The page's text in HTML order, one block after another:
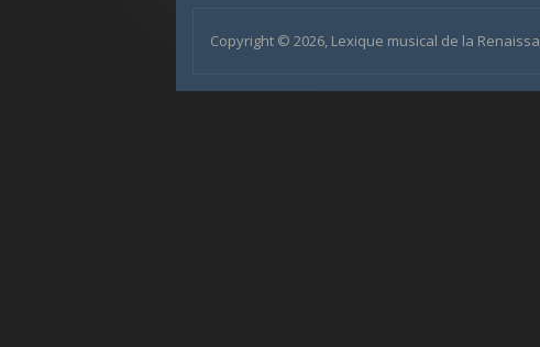
Copyright © 2026, Lexique musical de la